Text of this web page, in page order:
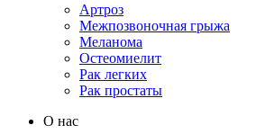
Артроз
Межпозвоночная грыжа
Меланома
Остеомиелит
Рак легких
Рак простаты
О нас